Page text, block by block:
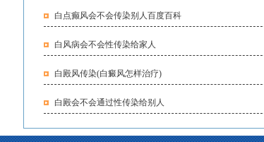
白点癫风会不会传染别人百度百科
白风病会不会性传染给家人
白殿风传染(白癜风怎样治疗)
白殿会不会通过性传染给别人